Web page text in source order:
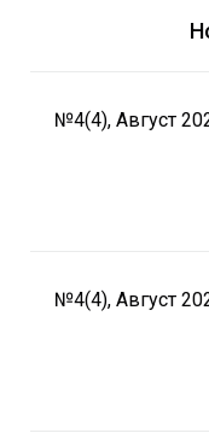
№4(4), Август
№4(4), Август